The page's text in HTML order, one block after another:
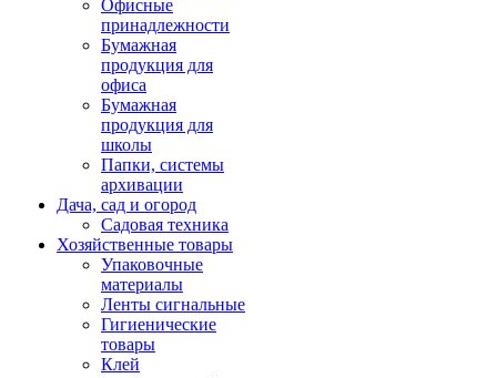
Офисные
принадлежности
Бумажная
продукция для
офиса
Бумажная
продукция для
школы
Папки, системы
архивации
Дача, сад и огород
Садовая техника
Хозяйственные товары
Упаковочные
материалы
Ленты сигнальные
Гигиенические
товары
Клей